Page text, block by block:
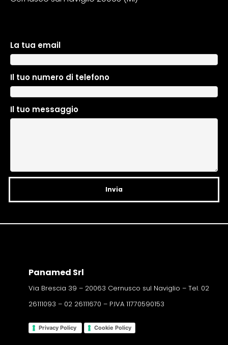
La tua email
Il tuo numero di telefono
Il tuo messaggio
A
l
t
e
n
a
:
Panamed Srl
Via Brescia 39 – 20063 Cernusco sul Naviglio – Tel. 02
26111093 – 02 26111670 – P.IVA 11770590153
Privacy Policy Cookie Policy